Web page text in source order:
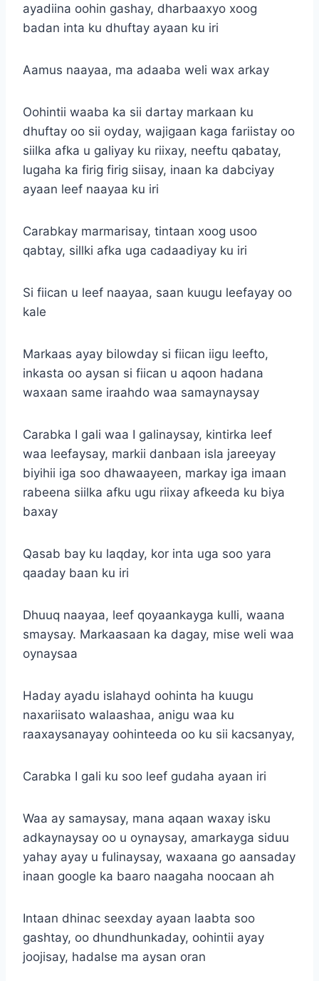
ayadiina oohin gashay, dharbaaxyo xoog
badan inta ku dhuftay ayaan ku iri
Aamus naayaa, ma adaaba weli wax arkay
Oohintii waaba ka sii dartay markaan ku
dhuftay oo sii oyday, wajigaan kaga fariistay oo
siilka afka u galiyay ku riixay, neeftu qabatay,
lugaha ka firig firig siisay, inaan ka dabciyay
ayaan leef naayaa ku iri
Carabkay marmarisay, tintaan xoog usoo
qabtay, sillki afka uga cadaadiyay ku iri
Si fiican u leef naayaa, saan kuugu leefayay oo
kale
Markaas ayay bilowday si fiican iigu leefto,
inkasta oo aysan si fiican u aqoon hadana
waxaan same iraahdo waa samaynaysay
Carabka I gali waa I galinaysay, kintirka leef
waa leefaysay, markii danbaan isla jareeyay
biyihii iga soo dhawaayeen, markay iga imaan
rabeena siilka afku ugu riixay afkeeda ku biya
baxay
Qasab bay ku laqday, kor inta uga soo yara
qaaday baan ku iri
Dhuuq naayaa, leef qoyaankayga kulli, waana
smaysay. Markaasaan ka dagay, mise weli waa
oynaysaa
Haday ayadu islahayd oohinta ha kuugu
naxariisato walaashaa, anigu waa ku
raaxaysanayay oohinteeda oo ku sii kacsanyay,
Carabka I gali ku soo leef gudaha ayaan iri
Waa ay samaysay, mana aqaan waxay isku
adkaynaysay oo u oynaysay, amarkayga siduu
yahay ayay u fulinaysay, waxaana go aansaday
inaan google ka baaro naagaha noocaan ah
Intaan dhinac seexday ayaan laabta soo
gashtay, oo dhundhunkaday, oohintii ayay
joojisay, hadalse ma aysan oran